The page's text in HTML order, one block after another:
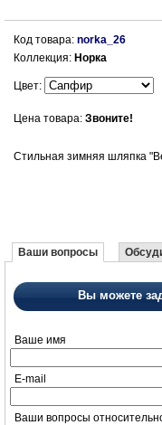
Код товара: norka_26
Коллекция: Норка
Цвет:
Цена товара: Звоните!
Стильная зимняя шляпка
Ваши вопросы
Вы можете
Ваше имя
E-mail
Ваши вопросы